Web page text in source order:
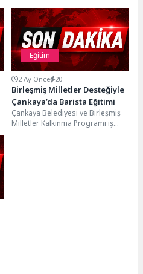
Eğitim
2 Ay Önce 20
Birleşmiş Milletler Desteğiyle
Çankaya’da Barista Eğitimi
Çankaya Belediyesi ve Birleşmiş
Milletler Kalkınma Programı iş